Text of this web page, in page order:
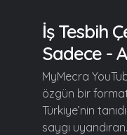
İş Tesbih
Sadece -
MyMecra
özgün bir
Türkiye’nin
saygı